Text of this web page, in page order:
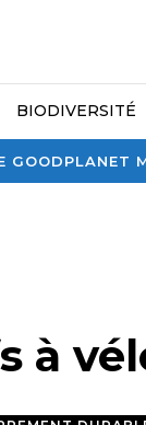
BIODIVERSITÉ
à